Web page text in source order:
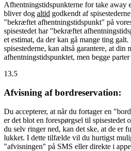
Afhentningstidspunkterne for take away
bliver dog altid godkendt af
"bekræftet afhentningstidspunkt" på
spisestedet har "bekræftet
et estimat, da der kan gå mange ting
spisestederne, kan altså garantere, at din
afhentningstidspunktet, men begge
13.5
Afvisning af bordreservation:
Du accepterer, at når du fortager en
er det blot en forespørgsel til spisestedet
du selv ringer ned, kan det ske, at de er
lukket. I dette tilfælde vil du hurtigst
"afvisningen" på SMS eller direkte i